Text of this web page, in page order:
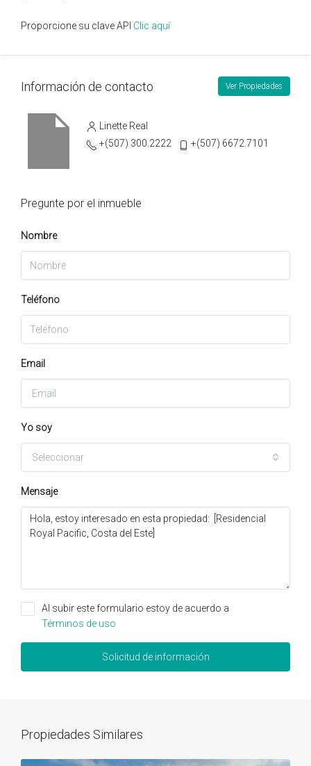
Proporcione su clave API Clic aquí
Información de contacto Ver Propiedades
Linette Real
+(507) 300.2222
+(507) 6672.7101
Pregunte por el inmueble
Nombre
Teléfono
Email
Yo soy
Seleccionar
Mensaje
Al subir este formulario estoy de acuerdo a
Términos de uso
Solicitud de información
Propiedades Similares